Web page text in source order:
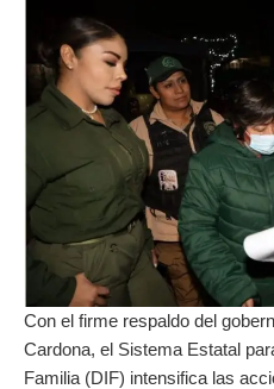
Con el firme respaldo del
Cardona, el Sistema Estatal
Familia (DIF) intensifica las